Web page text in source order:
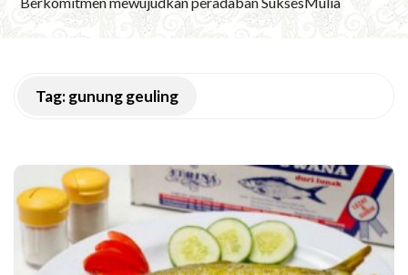
Tag:gunung geuling